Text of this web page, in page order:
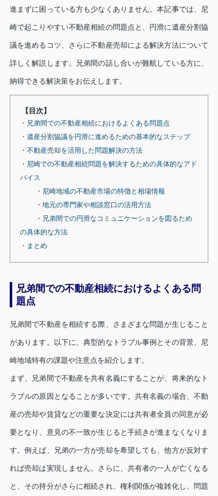
進まずに困っている方も少なくありません。本記事では、尼
崎で起こりやすい不動産相続の問題点と、円滑に遺産分割協
議を進めるコツ、さらに不動産売却による解決方法について
詳しく解説します。兄弟間の話し合いが難航している方に、
納得できる解決策をお伝えします。
【目次】
・兄弟間での不動産相続におけるよくある問題点
・遺産分割協議を円滑に進めるための基本的なステップ
・不動産売却を活用した問題解決の方法
・尼崎での不動産相続問題を解決するための具体的なアド
バイス
・尼崎地域の不動産市場の特徴と相場情報
・地元の専門家や相談窓口の活用方法
・兄弟間での円滑なコミュニケーションを図るため
の具体的な方法
・まとめ
兄弟間での不動産相続におけるよくある問
題点
兄弟間で不動産を相続する際、さまざまな問題が生じること
があります。以下に、典型的なトラブル事例とその背景、尼
崎地域特有の課題や注意点を紹介します。
まず、兄弟間で不動産を共有名義にすることが、将来的なト
ラブルの原因となることが多いです。共有名義の場合、不動
産の売却や賃貸などの重要な決定には共有者全員の同意が必
要となり、意見の不一致が生じると手続きが進まなくなりま
す。例えば、兄弟の一方が売却を希望しても、他方が反対す
れば売却は実現しません。さらに、共有者の一人が亡くなる
と、その持分がさらに相続され、権利関係が複雑化し、問題